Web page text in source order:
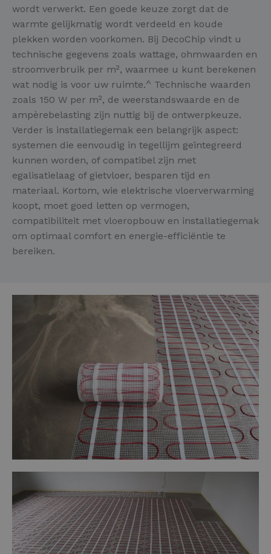
wordt verwerkt. Een goede keuze zorgt dat de
warmte gelijkmatig wordt verdeeld en koude
plekken worden voorkomen. Bij DecoChip vindt u
technische gegevens zoals wattage, ohmwaarden en
stroomverbruik per m², waarmee u kunt berekenen
wat nodig is voor uw ruimte.^ Technische waarden
zoals 150 W per m², de weerstandswaarde en de
ampèrebelasting zijn nuttig bij de ontwerpkeuze.
Verder is installatiegemak een belangrijk aspect:
systemen die eenvoudig in tegellijm geïntegreerd
kunnen worden, of compatibel zijn met
egalisatielaag of gietvloer, besparen tijd en
materiaal. Kortom, wie elektrische vloerverwarming
koopt, moet goed letten op vermogen,
compatibiliteit met vloeropbouw en installatiegemak
om optimaal comfort en energie-efficiëntie te
bereiken.